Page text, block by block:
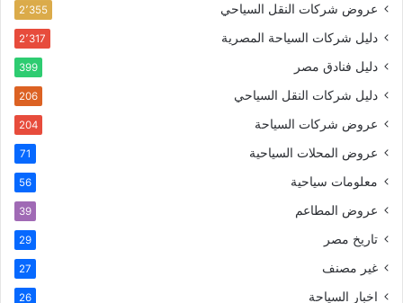
عروض شركات النقل السياحي 2٬355
دليل شركات السياحة المصرية 2٬317
دليل فنادق مصر 399
دليل شركات النقل السياحي 206
عروض شركات السياحة 204
عروض المحلات السياحية 71
معلومات سياحية 56
عروض المطاعم 39
تاريخ مصر 29
غير مصنف 27
اخبار السياحة 26